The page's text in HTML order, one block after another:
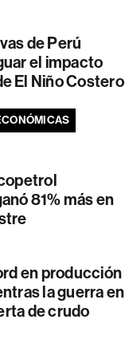
de Perú
el impacto
El Niño Costero
81% más en
en producción
la guerra en
de crudo